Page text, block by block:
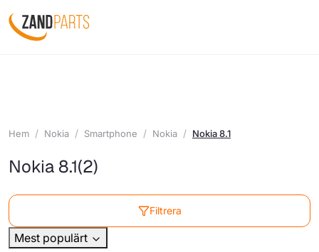
Hem Nokia Smartphone Nokia Nokia 8.1
Nokia 8.1(2)
Filtrera
Mest populärt